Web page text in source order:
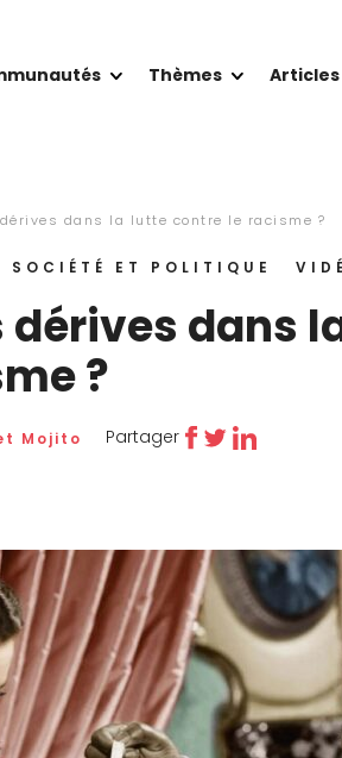
Thèmes Articles
dans la lutte contre le racisme ?
SOCIÉTÉ ET POLITIQUE
dans
?
Mojito Partager